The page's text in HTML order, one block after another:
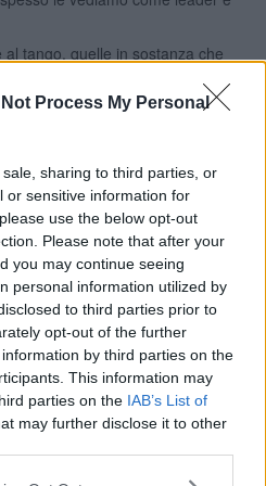
Not Process My Personal
sharing to third parties, or
or sensitive information for
use the below opt-out
Please note that after your
you may continue seeing
personal information utilized by
to third parties prior to
opt-out of the further
by third parties on the
This information may
parties on the IAB’s List of
may further disclose it to other
tango, quelle in sostanza che
alle monache tanguere che non
soprattutto nella milonga o con
che si da molto e vive il tango
passione. Il preteinvece è il
appuntamenti delle routinarie
che lo seguono in ogni luogo
e usufruire dei suoi servigi
categoria di appartenenza, il
dispendio di energia fisica e
e di rendere un servizio utile
tratti di mestiere o di professione,
gli usufruitori del tango.